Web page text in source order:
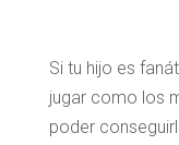
Si tu hijo es
jugar como los
poder